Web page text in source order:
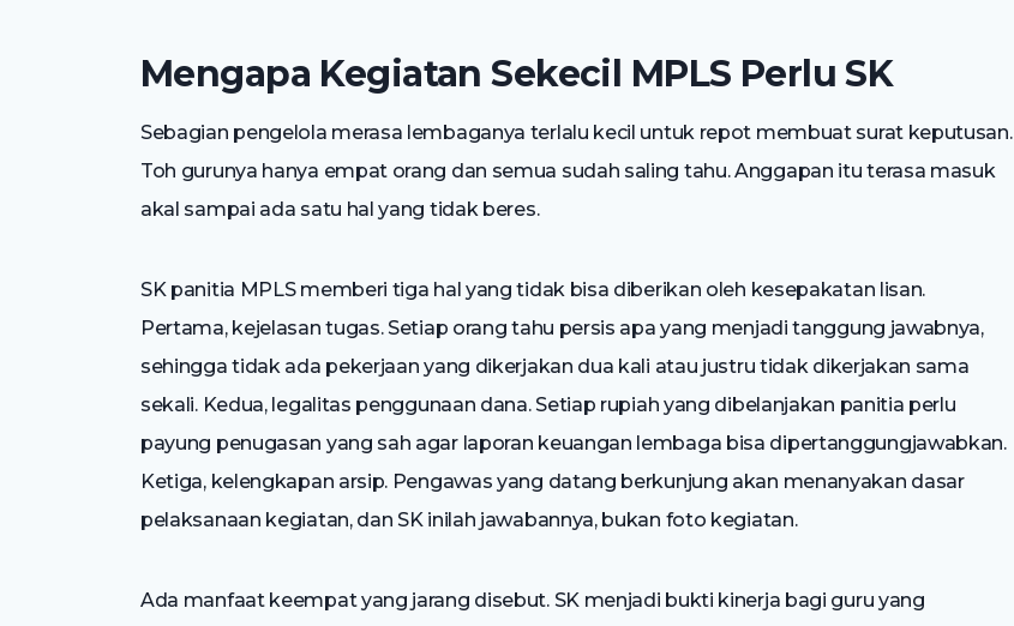
Mengapa Kegiatan Sekecil MPLS Perlu SK
Sebagian pengelola merasa lembaganya terlalu kecil untuk repot membuat surat keputusan.
Toh gurunya hanya empat orang dan semua sudah saling tahu. Anggapan itu terasa masuk
akal sampai ada satu hal yang tidak beres.
SK panitia MPLS memberi tiga hal yang tidak bisa diberikan oleh kesepakatan lisan.
Pertama, kejelasan tugas. Setiap orang tahu persis apa yang menjadi tanggung jawabnya,
sehingga tidak ada pekerjaan yang dikerjakan dua kali atau justru tidak dikerjakan sama
sekali. Kedua, legalitas penggunaan dana. Setiap rupiah yang dibelanjakan panitia perlu
payung penugasan yang sah agar laporan keuangan lembaga bisa dipertanggungjawabkan.
Ketiga, kelengkapan arsip. Pengawas yang datang berkunjung akan menanyakan dasar
pelaksanaan kegiatan, dan SK inilah jawabannya, bukan foto kegiatan.
Ada manfaat keempat yang jarang disebut. SK menjadi bukti kinerja bagi guru yang